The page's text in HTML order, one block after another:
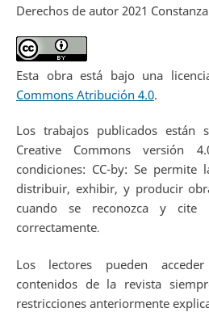
Derechos de autor 2021
Esta obra está bajo una
Commons Atribución 4.0.
Los trabajos publicados están
Creative Commons versión
condiciones: CC-by: Se permite
distribuir, exhibir, y producir
cuando se reconozca y
correctamente.
Los lectores pueden
contenidos de la revista
restricciones anteriormente